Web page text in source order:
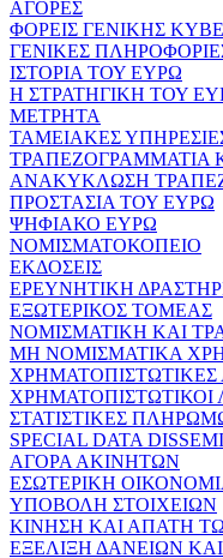
ΑΓΟΡΕΣ
ΦΟΡΕΙΣ ΓΕΝΙΚΗΣ
ΓΕΝΙΚΕΣ
ΙΣΤΟΡΙΑ ΤΟΥ ΕΥΡΩ
Η ΣΤΡΑΤΗΓΙΚΗ ΤΟΥ
ΜΕΤΡΗΤΑ
ΤΑΜΕΙΑΚΕΣ
ΤΡΑΠΕΖΟΓΡΑΜΜΑΤΙΑ
ΑΝΑΚΥΚΛΩΣΗ
ΠΡΟΣΤΑΣΙΑ ΤΟΥ ΕΥΡΩ
ΨΗΦΙΑΚΟ ΕΥΡΩ
ΝΟΜΙΣΜΑΤΟΚΟΠΕΙΟ
ΕΚΔΟΣΕΙΣ
ΕΡΕΥΝΗΤΙΚΗ
ΕΞΩΤΕΡΙΚΟΣ ΤΟΜΕΑΣ
ΝΟΜΙΣΜΑΤΙΚΗ ΚΑΙ
ΜΗ ΝΟΜΙΣΜΑΤΙΚΑ
ΧΡΗΜΑΤΟΠΙΣΤΩΤΙΚΕΣ
ΧΡΗΜΑΤΟΠΙΣΤΩΤΙΚΟΙ
ΣΤΑΤΙΣΤΙΚΕΣ
SPECIAL DATA
ΑΓΟΡΑ ΑΚΙΝΗΤΩΝ
ΕΣΩΤΕΡΙΚΗ
ΥΠΟΒΟΛΗ ΣΤΟΙΧΕΙΩΝ
ΚΙΝΗΣΗ ΚΑΙ ΑΠΑΤΗ
ΕΞΕΛΙΞΗ ΔΑΝΕΙΩΝ